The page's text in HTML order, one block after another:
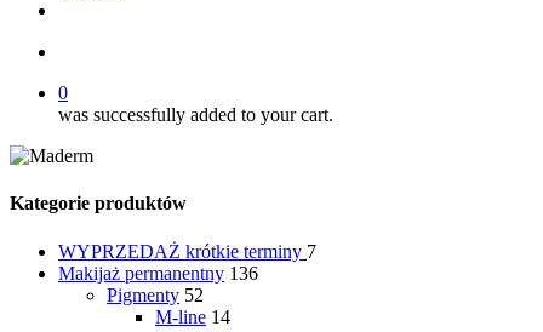
0
was successfully added to your cart.
Kategorie produktów
WYPRZEDAŻ krótkie terminy 7
Makijaż permanentny 136
Pigmenty 52
M-line 14